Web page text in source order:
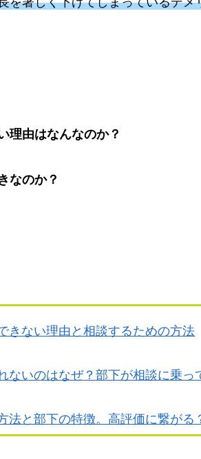
理由はなんなのか？
なのか？
きない理由と相談するための方法
ないのはなぜ？部下が相談に乗っ
法と部下の特徴。高評価に繋がる